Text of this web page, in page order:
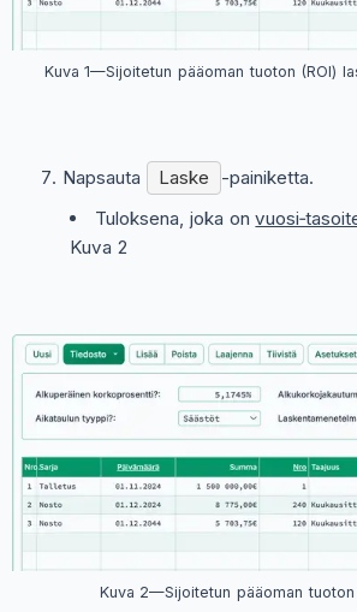
Kuva 1—Sijoitetun pääoman tuoton (ROI)
Napsauta Laske
-painiketta.
Tuloksena, joka on
Kuva 2
Kuva 2—Sijoitetun pääoman tuoton